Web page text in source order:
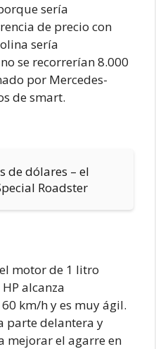
sería
de precio con
sería
se recorrerían 8.000
por Mercedes-
de smart.
de dólares – el
Roadster
motor de 1 litro
alcanza
km/h y es muy ágil.
parte delantera y
mejorar el agarre en